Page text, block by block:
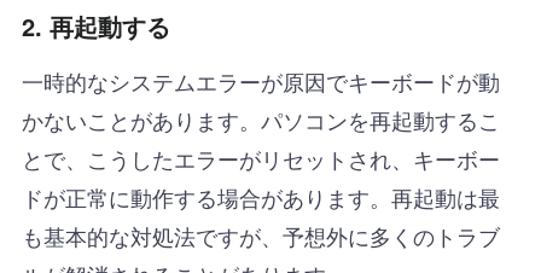
2. 再起動する
一時的なシステムエラーが原因でキーボードが動
かないことがあります。パソコンを再起動するこ
とで、こうしたエラーがリセットされ、キーボー
ドが正常に動作する場合があります。再起動は最
も基本的な対処法ですが、予想外に多くのトラブ